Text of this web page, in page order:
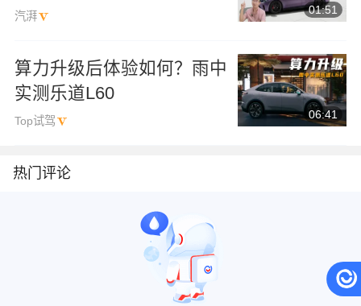
市新车盘点
汽湃
01:51
算力升级后体验如何？雨中
实测乐道L60
Top试驾
06:41
热门评论